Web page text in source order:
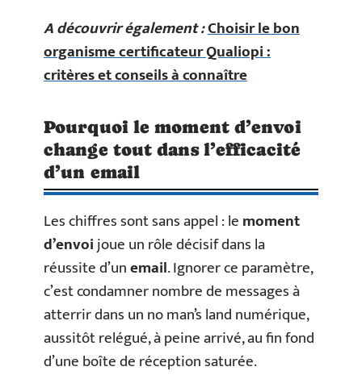
A découvrir également :Choisir le bon
organisme certificateur Qualiopi :
critères et conseils à connaître
Pourquoi le moment d’envoi
change tout dans l’efficacité
d’un email
Les chiffres sont sans appel : lemoment
d’envoijoue un rôle décisif dans la
réussite d’unemail. Ignorer ce paramètre,
c’est condamner nombre de messages à
atterrir dans un no man’s land numérique,
aussitôt relégué, à peine arrivé, au fin fond
d’une boîte de réception saturée.